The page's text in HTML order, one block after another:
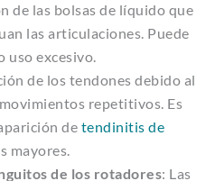
de las bolsas de líquido que
las articulaciones. Puede
uso excesivo.
de los tendones debido al
repetitivos. Es
de tendinitis de
mayores.
de los rotadores: Las